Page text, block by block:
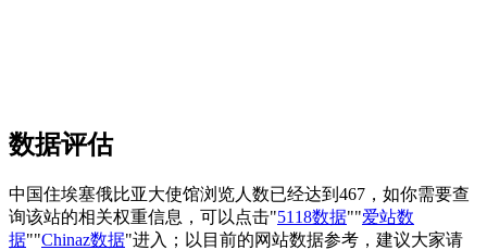
数据评估
中国住埃塞俄比亚大使馆浏览人数已经达到467，如你需要查
询该站的相关权重信息，可以点击"5118数据""爱站数
据""Chinaz数据"进入；以目前的网站数据参考，建议大家请